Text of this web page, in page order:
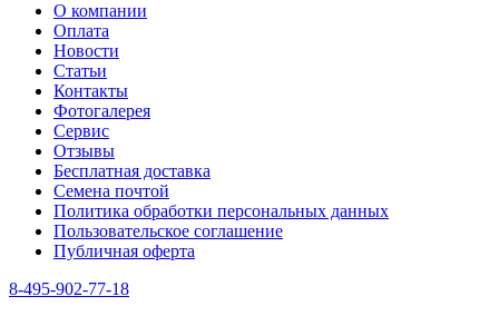
О компании
Оплата
Новости
Статьи
Контакты
Фотогалерея​
Сервис
Отзывы
Бесплатная доставка
Семена почтой
Политика обработки персональных данных
Пользовательское соглашение
Публичная оферта
8-495-902-77-18